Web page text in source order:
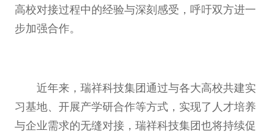
高校对接过程中的经验与深刻感受，呼吁双方进一
步加强合作。
近年来，瑞祥科技集团通过与各大高校共建实
习基地、开展产学研合作等方式，实现了人才培养
与企业需求的无缝对接，瑞祥科技集团也将持续促